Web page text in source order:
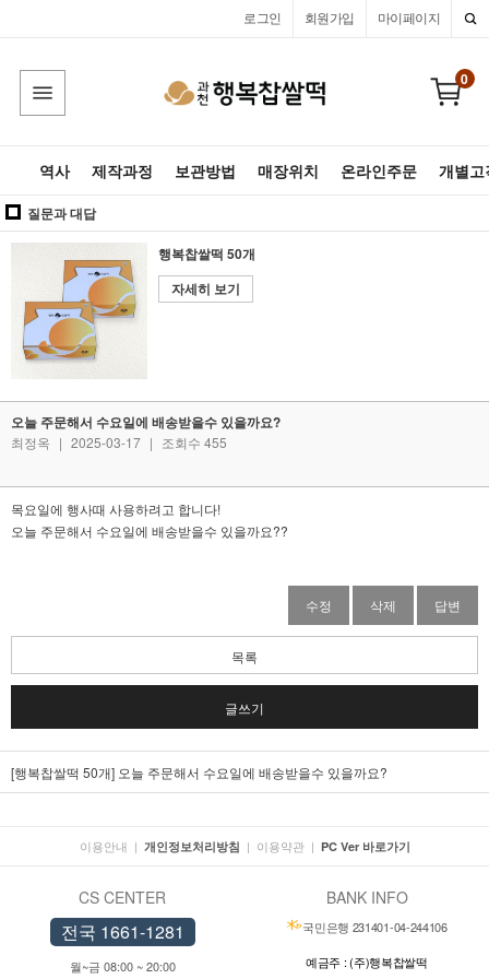
마이페이지
회원가입
로그인
0
역사 제작과정 보관방법 매장위치 온라인주문 개별
질문과 대답
행복찹쌀떡 50개
자세히 보기
오늘 주문해서 수요일에 배송받을수 있을까요?
최정옥 | 2025-03-17 | 조회수 455
목요일에 행사때 사용하려고 합니다!
오늘 주문해서 수요일에 배송받을수 있을까요??
수정 삭제 답변
목록
글쓰기
[행복찹쌀떡 50개] 오늘 주문해서 수요일에 배송받을수 있을까요?
이용안내 | 개인정보처리방침 | 이용약관 | PC Ver 바로가기
CS CENTER
전국 1661-1281
월~금 08:00 ~ 20:00
BANK INFO
국민은행 231401-04-244106
예금주 : (주)행복찹쌀떡